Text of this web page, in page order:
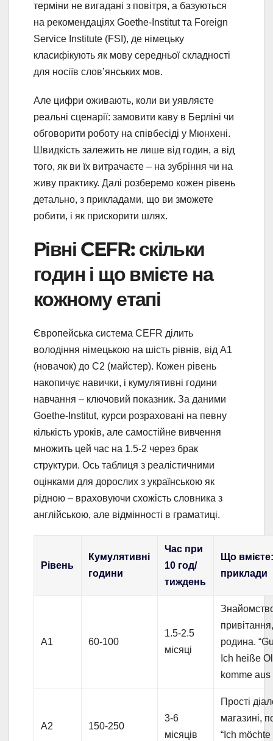
терміни не вигадані з повітря, а базуються
на рекомендаціях Goethe-Institut та Foreign
Service Institute (FSI), де німецьку
класифікують як мову середньої складності
для носіїв слов’янських мов.
Але цифри оживають, коли ви уявляєте
реальні сценарії: замовити каву в Берліні чи
обговорити роботу на співбесіді у Мюнхені.
Швидкість залежить не лише від годин, а від
того, як ви їх витрачаєте – на зубріння чи на
живу практику. Далі розберемо кожен рівень
детально, з прикладами, що ви зможете
робити, і як прискорити шлях.
Рівні CEFR: скільки
годин і що вмієте на
кожному етапі
Європейська система CEFR ділить
володіння німецькою на шість рівнів, від A1
(новачок) до C2 (майстер). Кожен рівень
накопичує навички, і кумулятивні години
навчання – ключовий показник. За даними
Goethe-Institut, курси розраховані на певну
кількість уроків, але самостійне вивчення
множить цей час на 1.5-2 через брак
структури. Ось таблиця з реалістичними
оцінками для дорослих з українською як
рідною – враховуючи схожість словника з
англійською, але відмінності в граматиці.
Рівень
Кумулятивні
години
Час при
10 год/
тиждень
Що
приклади
A1 60-100
1.5-2.5
місяці
родина.
Ich heiße
komme aus
A2 150-250
3-6
місяців
Прості
магазині,
“Ich